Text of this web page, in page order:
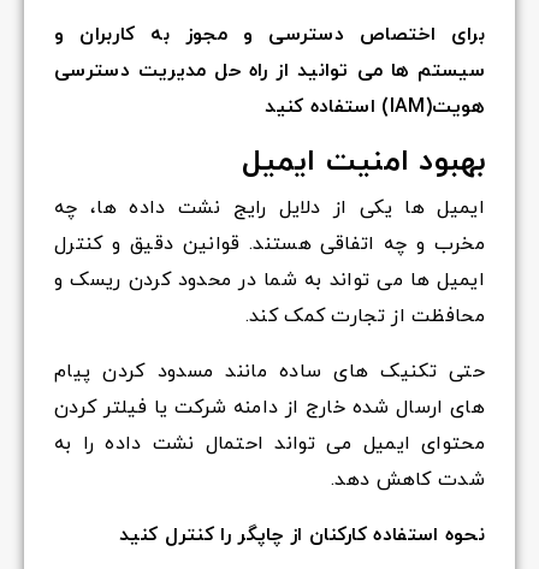
برای اختصاص دسترسی و مجوز به کاربران و
سیستم ها می توانید از راه حل مدیریت دسترسی
هویت(IAM) استفاده کنید
بهبود امنیت ایمیل
ایمیل ها یکی از دلایل رایج نشت داده ها، چه
مخرب و چه اتفاقی هستند. قوانین دقیق و کنترل
ایمیل ها می تواند به شما در محدود کردن ریسک و
محافظت از تجارت کمک کند.
حتی تکنیک های ساده مانند مسدود کردن پیام
های ارسال شده خارج از دامنه شرکت یا فیلتر کردن
محتوای ایمیل می تواند احتمال نشت داده را به
شدت کاهش دهد.
نحوه استفاده کارکنان از چاپگر را کنترل کنید